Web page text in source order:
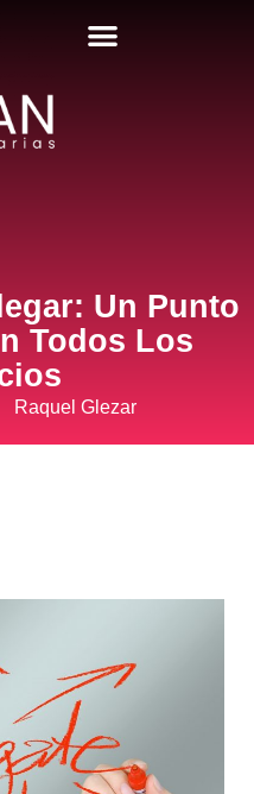
Un Punto
Todos Los
Raquel Glezar